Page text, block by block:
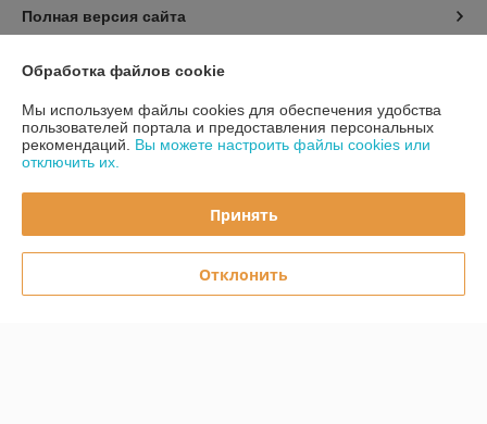
Полная версия сайта
Политика обработки cookies
Сайт создан на платформе Deal.by
Юридическое лицо:ООО «Первый лодочный»
Обработка файлов cookie
Мы используем файлы cookies для обеспечения удобства
пользователей портала и предоставления персональных
рекомендаций. Вы можете настроить файлы cookies или
отключить их.
Принять
Отклонить